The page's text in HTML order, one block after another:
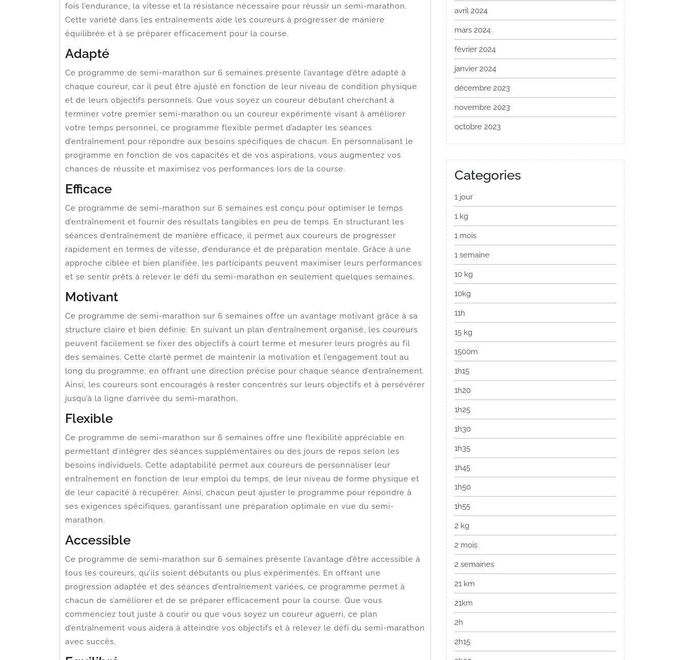
fois l’endurance, la vitesse et la résistance nécessaire pour réussir un semi-marathon.
Cette variété dans les entraînements aide les coureurs à progresser de manière
équilibrée et à se préparer efficacement pour la course.
Adapté
Ce programme de semi-marathon sur 6 semaines présente l’avantage d’être adapté à
chaque coureur, car il peut être ajusté en fonction de leur niveau de condition physique
et de leurs objectifs personnels. Que vous soyez un coureur débutant cherchant à
terminer votre premier semi-marathon ou un coureur expérimenté visant à améliorer
votre temps personnel, ce programme flexible permet d’adapter les séances
d’entraînement pour répondre aux besoins spécifiques de chacun. En personnalisant le
programme en fonction de vos capacités et de vos aspirations, vous augmentez vos
chances de réussite et maximisez vos performances lors de la course.
Efficace
Ce programme de semi-marathon sur 6 semaines est conçu pour optimiser le temps
d’entraînement et fournir des résultats tangibles en peu de temps. En structurant les
séances d’entraînement de manière efficace, il permet aux coureurs de progresser
rapidement en termes de vitesse, d’endurance et de préparation mentale. Grâce à une
approche ciblée et bien planifiée, les participants peuvent maximiser leurs performances
et se sentir prêts à relever le défi du semi-marathon en seulement quelques semaines.
Motivant
Ce programme de semi-marathon sur 6 semaines offre un avantage motivant grâce à sa
structure claire et bien définie. En suivant un plan d’entraînement organisé, les coureurs
peuvent facilement se fixer des objectifs à court terme et mesurer leurs progrès au fil
des semaines. Cette clarté permet de maintenir la motivation et l’engagement tout au
long du programme, en offrant une direction précise pour chaque séance d’entraînement.
Ainsi, les coureurs sont encouragés à rester concentrés sur leurs objectifs et à persévérer
jusqu’à la ligne d’arrivée du semi-marathon.
Flexible
Ce programme de semi-marathon sur 6 semaines offre une flexibilité appréciable en
permettant d’intégrer des séances supplémentaires ou des jours de repos selon les
besoins individuels. Cette adaptabilité permet aux coureurs de personnaliser leur
entraînement en fonction de leur emploi du temps, de leur niveau de forme physique et
de leur capacité à récupérer. Ainsi, chacun peut ajuster le programme pour répondre à
ses exigences spécifiques, garantissant une préparation optimale en vue du semi-
marathon.
Accessible
Ce programme de semi-marathon sur 6 semaines présente l’avantage d’être accessible à
tous les coureurs, qu’ils soient débutants ou plus expérimentés. En offrant une
progression adaptée et des séances d’entraînement variées, ce programme permet à
chacun de s’améliorer et de se préparer efficacement pour la course. Que vous
commenciez tout juste à courir ou que vous soyez un coureur aguerri, ce plan
d’entraînement vous aidera à atteindre vos objectifs et à relever le défi du semi-marathon
avec succès.
avril 2024
mars 2024
février 2024
janvier 2024
décembre 2023
novembre 2023
octobre 2023
Categories
1 jour
1 kg
1 mois
1 semaine
10 kg
10kg
11h
15 kg
1500m
1h15
1h20
1h25
1h30
1h35
1h45
1h50
1h55
2 kg
2 mois
2 semaines
21 km
21km
2h
2h15